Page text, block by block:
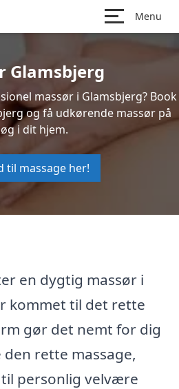
Menu
Glamsbjerg
massør i Glamsbjerg? Book
og få udkørende massør på
i dit hjem.
til massage her!
en dygtig massør i
kommet til det rette
gør det nemt for dig
rette massage,
personlig velvære